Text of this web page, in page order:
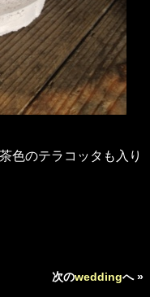
色のテラコッタも入り
次のweddingへ »